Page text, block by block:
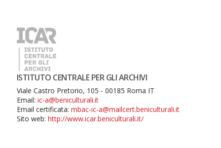
ISTITUTO CENTRALE PER GLI ARCHIVI
Viale Castro Pretorio, 105 - 00185 Roma IT
Email: ic-a@beniculturali.it
Email certificata: mbac-ic-a@mailcert.beniculturali.it
Sito web: http://www.icar.beniculturali.it/